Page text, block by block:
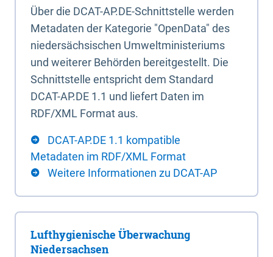
Über die DCAT-AP.DE-Schnittstelle werden
Metadaten der Kategorie "OpenData" des
niedersächsischen Umweltministeriums
und weiterer Behörden bereitgestellt. Die
Schnittstelle entspricht dem Standard
DCAT-AP.DE 1.1 und liefert Daten im
RDF/XML Format aus.
DCAT-AP.DE 1.1 kompatible
Metadaten im RDF/XML Format
Weitere Informationen zu DCAT-AP
Lufthygienische Überwachung
Niedersachsen